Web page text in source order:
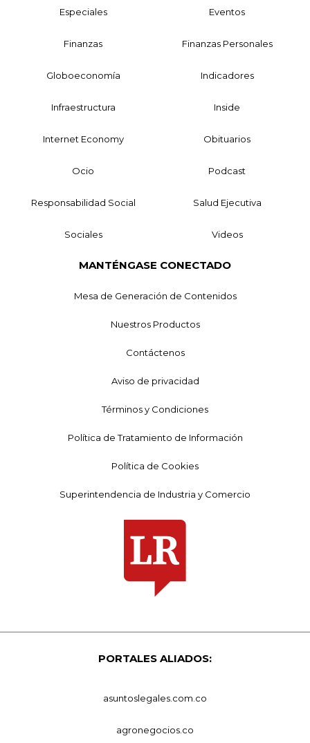
Especiales Eventos
Finanzas Finanzas Personales
Globoeconomía Indicadores
Infraestructura Inside
Internet Economy Obituarios
Ocio Podcast
Responsabilidad Social Salud Ejecutiva
Sociales Videos
MANTÉNGASE CONECTADO
Mesa de Generación de Contenidos
Nuestros Productos
Contáctenos
Aviso de privacidad
Términos y Condiciones
Política de Tratamiento de Información
Política de Cookies
Superintendencia de Industria y Comercio
PORTALES ALIADOS:
asuntoslegales.com.co
agronegocios.co